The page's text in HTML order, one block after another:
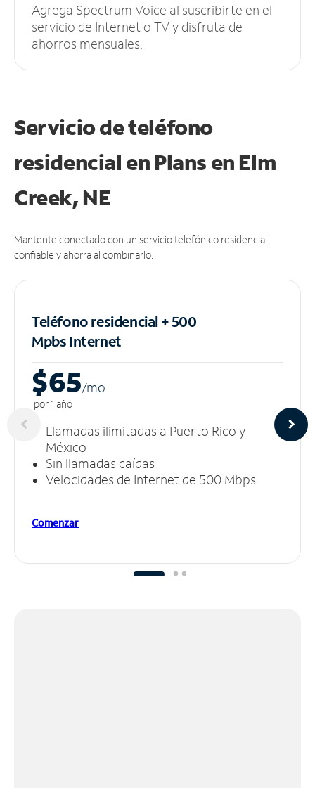
Agrega Spectrum Voice al suscribirte en el
servicio de Internet o TV y disfruta de
ahorros mensuales.
Servicio de teléfono
residencial en Plans en Elm
Creek, NE
Mantente conectado con un servicio telefónico residencial
confiable y ahorra al combinarlo.
Teléfono residencial + 500
MpbsInternet
$65/mo
por 1 año
Llamadas ilimitadas a Puerto Rico y
México
Sin llamadas caídas
Velocidades de Internet de 500 Mbps
Comenzar